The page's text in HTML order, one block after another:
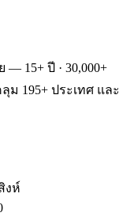
15+ ปี · 30,000+
ลุม 195+ ประเทศ และ
งห์